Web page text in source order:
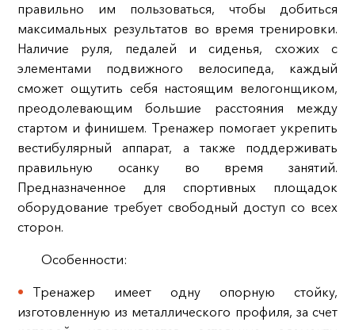
правильно им пользоваться, чтобы добиться
максимальных результатов во время тренировки.
Наличие руля, педалей и сиденья, схожих с
элементами подвижного велосипеда, каждый
сможет ощутить себя настоящим велогонщиком,
преодолевающим большие расстояния между
стартом и финишем. Тренажер помогает укрепить
вестибулярный аппарат, а также поддерживать
правильную осанку во время занятий.
Предназначенное для спортивных площадок
оборудование требует свободный доступ со всех
сторон.
Особенности:
Тренажер имеет одну опорную стойку,
изготовленную из металлического профиля, за счет